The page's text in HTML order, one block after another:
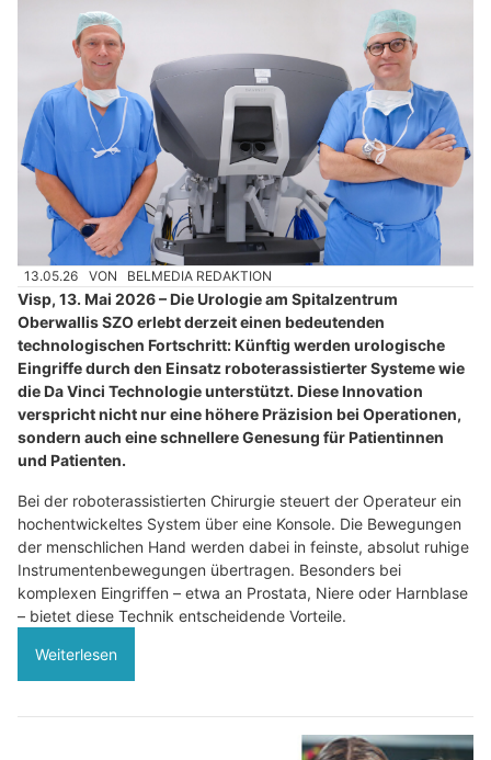
13.05.26 VON BELMEDIA REDAKTION
Visp, 13. Mai 2026 – Die Urologie am Spitalzentrum
Oberwallis SZO erlebt derzeit einen bedeutenden
technologischen Fortschritt: Künftig werden urologische
Eingriffe durch den Einsatz roboterassistierter Systeme wie
die Da Vinci Technologie unterstützt. Diese Innovation
verspricht nicht nur eine höhere Präzision bei Operationen,
sondern auch eine schnellere Genesung für Patientinnen
und Patienten.
Bei der roboterassistierten Chirurgie steuert der Operateur ein
hochentwickeltes System über eine Konsole. Die Bewegungen
der menschlichen Hand werden dabei in feinste, absolut ruhige
Instrumentenbewegungen übertragen. Besonders bei
komplexen Eingriffen – etwa an Prostata, Niere oder Harnblase
– bietet diese Technik entscheidende Vorteile.
Weiterlesen